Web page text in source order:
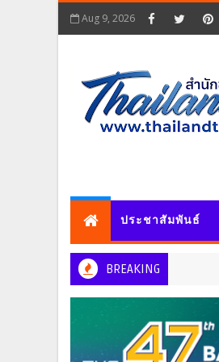
Aug 9, 2026
ประชาสัมพันธ์
BREAKING